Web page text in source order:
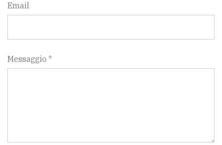
PRIVACY
policy
Cookie
Email
Messaggio *